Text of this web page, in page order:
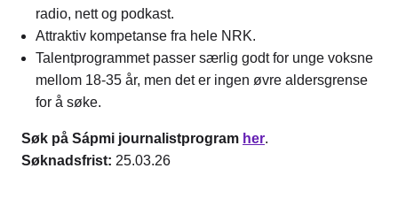
radio, nett og podkast.
Attraktiv kompetanse fra hele NRK.
Talentprogrammet passer særlig godt for unge voksne
mellom 18-35 år, men det er ingen øvre aldersgrense
for å søke.
Søk på Sápmi journalistprogram her.
Søknadsfrist: 25.03.26